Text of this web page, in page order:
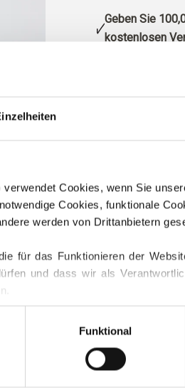
verwendet Cookies, wenn Sie
Cookies, funktionale
werden von Drittanbietern
für das Funktionieren der
und dass wir als
Richtlinie, wo Sie auch
Funktional
Geben Sie
kostenlosen
Bestellungen,
noch am
„Dusty
Blau mit kühlen
Es liegt
„Dusty Dove
Im Vergleich zu
heller und
Farbtyp: Echter
Passt auch gut zu
Knitting for Olive
Merinowolle. Das
Struktur. Es ist
weniger fein als